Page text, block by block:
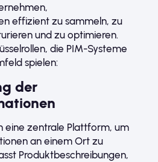
effizient zu sammeln, zu
und zu optimieren.
die PIM-Systeme
spielen:
der
eine zentrale Plattform, um
an einem Ort zu
Produktbeschreibungen,